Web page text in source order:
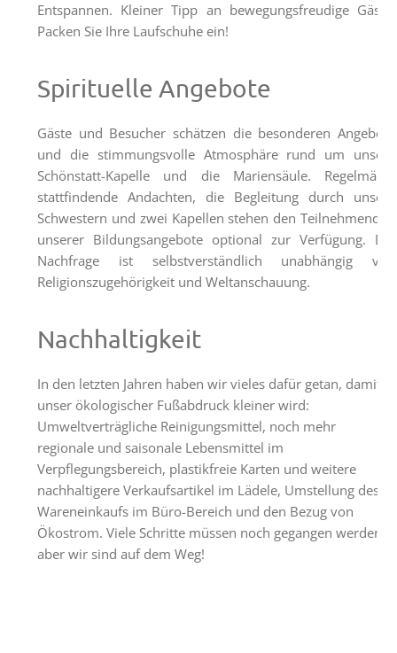
Räumlichkeiten
Haus
Lage
Anfrage
Schönstatt
Was
ist
Schönstatt?
Zentrum
Schönstattbewegung
Freiburg
Veranstaltungen
Termine
Entspannen. Kleiner Tipp an bewegungsfreudige Gäste:
Packen Sie Ihre Laufschuhe ein!
Spirituelle Angebote
Gäste und Besucher schätzen die besonderen Angebote
und die stimmungsvolle Atmosphäre rund um unsere
Schönstatt-Kapelle und die Mariensäule. Regelmäßig
stattfindende Andachten, die Begleitung durch unsere
Schwestern und zwei Kapellen stehen den Teilnehmenden
unserer Bildungsangebote optional zur Verfügung. Die
Nachfrage ist selbstverständlich unabhängig von
Religionszugehörigkeit und Weltanschauung.
Nachhaltigkeit
In den letzten Jahren haben wir vieles dafür getan, damit
unser ökologischer Fußabdruck kleiner wird:
Umweltverträgliche Reinigungsmittel, noch mehr
regionale und saisonale Lebensmittel im
Verpflegungsbereich, plastikfreie Karten und weitere
nachhaltigere Verkaufsartikel im Lädele, Umstellung des
Wareneinkaufs im Büro-Bereich und den Bezug von
Ökostrom. Viele Schritte müssen noch gegangen werden,
aber wir sind auf dem Weg!